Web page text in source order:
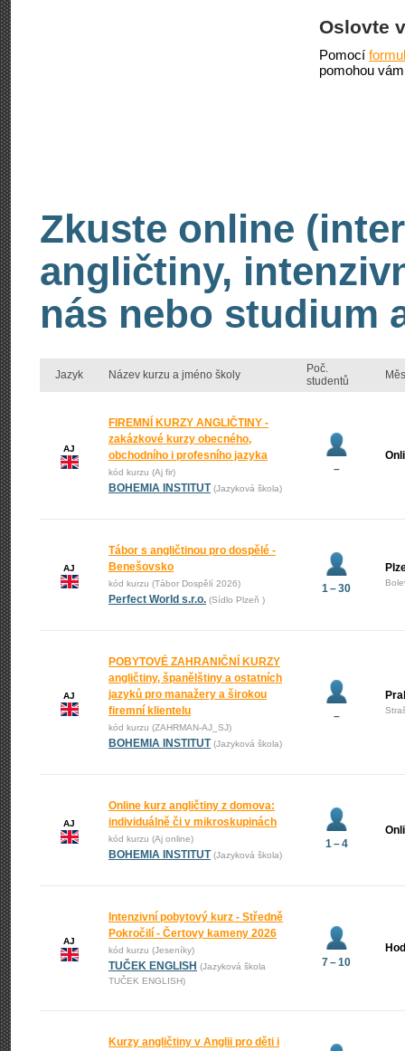
Oslovte
Pomocí
pomohou
Zkuste online
angličtiny,
nás nebo studium
Jazyk Název kurzu a jméno školy
Poč.
studentů
AJ
FIREMNÍ KURZY ANGLIČTINY -
zakázkové kurzy obecného,
obchodního i profesního jazyka
kód kurzu (Aj fir)
BOHEMIA INSTITUT (Jazyková škola)
–
AJ
Tábor s angličtinou pro dospělé -
Benešovsko
kód kurzu (Tábor Dospělí 2026)
Perfect World s.r.o. (Sídlo Plzeň )
1 – 30
AJ
POBYTOVÉ ZAHRANIČNÍ KURZY
angličtiny, španělštiny a ostatních
jazyků pro manažery a širokou
firemní klientelu
kód kurzu (ZAHRMAN-AJ_SJ)
BOHEMIA INSTITUT (Jazyková škola)
–
AJ
Online kurz angličtiny z domova:
individuálně či v mikroskupinách
kód kurzu (Aj online)
BOHEMIA INSTITUT (Jazyková škola)
1 – 4
AJ
Intenzivní pobytový kurz - Středně
Pokročilí - Čertovy kameny 2026
kód kurzu (Jeseníky)
TUČEK ENGLISH (Jazyková škola
TUČEK ENGLISH)
7 – 10
Kurzy angličtiny v Anglii pro děti i